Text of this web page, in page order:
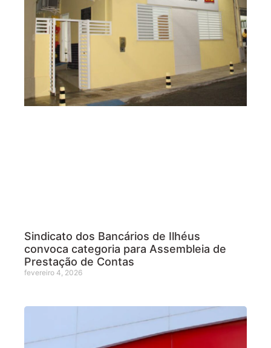
Sindicato dos Bancários de Ilhéus
convoca categoria para Assembleia de
Prestação de Contas
fevereiro 4, 2026